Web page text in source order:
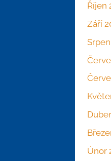
Říjen
Září
Únor